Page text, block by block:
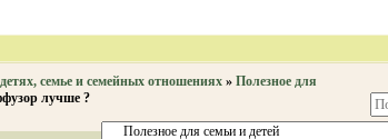
семье и семейных отношениях » Полезное для
лучше ?